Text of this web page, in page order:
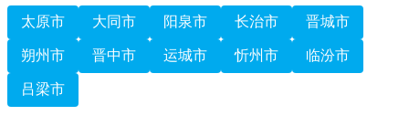
太原市 大同市 阳泉市 长治市 晋城市
朔州市 晋中市 运城市 忻州市 临汾市
吕梁市